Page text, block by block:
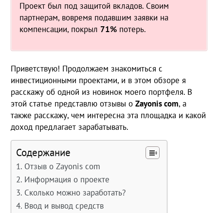
Проект был под защитой вкладов. Своим
партнерам, вовремя подавшим заявки на
компенсации, покрыл 71% потерь.
Приветствую! Продолжаем знакомиться с
инвестиционными проектами, и в этом обзоре я
расскажу об одной из новинок моего портфеля. В
этой статье представлю отзывы оZayoniscom, а
также расскажу, чем интересна эта площадка и какой
доход предлагает зарабатывать.
Содержание
Отзыв о Zayonis com
Информация о проекте
Сколько можно заработать?
Ввод и вывод средств